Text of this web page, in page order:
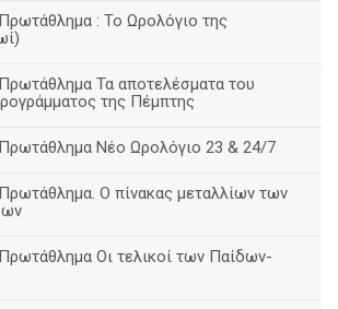
: Το Ωρολόγιο της
Τα αποτελέσματα του
της Πέμπτης
Νέο Ωρολόγιο 23 & 24/7
Ο πίνακας μεταλλίων των
Οι τελικοί των Παίδων-